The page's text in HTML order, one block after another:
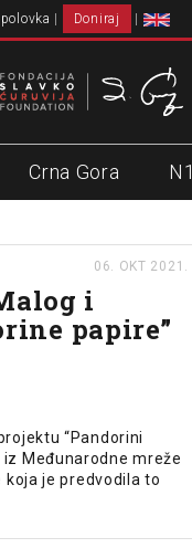
Doniraj
Crna Gora N1
06. OKT 2021.
i
papire”
“Pandorini
Međunarodne mreže
je predvodila to